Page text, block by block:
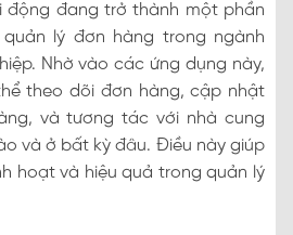
động đang trở thành một phần
lý đơn hàng trong ngành
Nhờ vào các ứng dụng này,
theo dõi đơn hàng, cập nhật
và tương tác với nhà cung
và ở bất kỳ đâu. Điều này giúp
hoạt và hiệu quả trong quản lý